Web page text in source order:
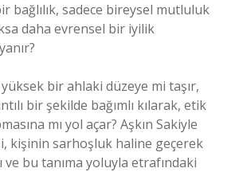
bağlılık, sadece bireysel mutluluk
daha evrensel bir iyilik
bir ahlaki düzeye mi taşır,
bir şekilde bağımlı kılarak, etik
mı yol açar? Aşkın Sakiyle
kişinin sarhoşluk haline geçerek
ve bu tanıma yoluyla etrafındaki